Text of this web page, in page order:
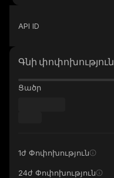
API ID
Գնի փոփոխություն
Ցածր
1ժ Փոփոխություն
24ժ Փոփոխություն